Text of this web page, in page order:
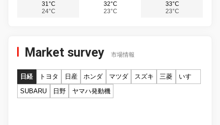
31°C
24°C
32°C
23°C
33°C
23°C
Market survey 市場情報
日経 トヨタ 日産 ホンダ マツダ スズキ 三菱
いすゞ
SUBARU
日野 ヤマハ発動機